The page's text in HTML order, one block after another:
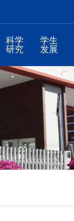
科学
研究
学生
发展